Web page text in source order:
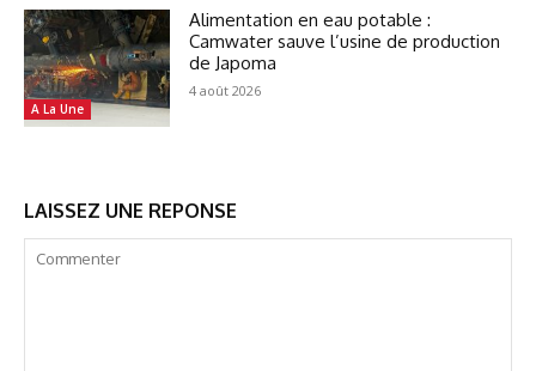
A La Une
Alimentation en eau potable :
Camwater sauve l’usine de production
de Japoma
4 août 2026
LAISSEZ UNE REPONSE